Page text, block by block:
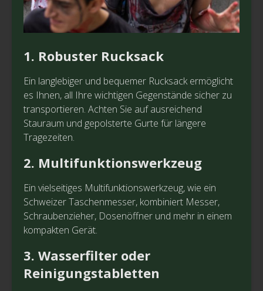
1. Robuster Rucksack
Ein langlebiger und bequemer Rucksack ermöglicht
es Ihnen, all Ihre wichtigen Gegenstände sicher zu
transportieren. Achten Sie auf ausreichend
Stauraum und gepolsterte Gurte für längere
Tragezeiten.
2. Multifunktionswerkzeug
Ein vielseitiges Multifunktionswerkzeug, wie ein
Schweizer Taschenmesser, kombiniert Messer,
Schraubenzieher, Dosenöffner und mehr in einem
kompakten Gerät.
3. Wasserfilter oder
Reinigungstabletten